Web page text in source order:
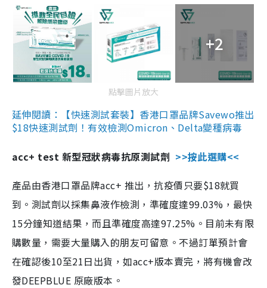
+2
點擊圖片放大
延伸閱讀：【快速測試套裝】香港口罩品牌Savewo推出
$18快速測試劑！有效檢測Omicron、Delta變種病毒
acc+ test 新型冠狀病毒抗原測試劑 >>按此選購<<
產品由香港口罩品牌acc+ 推出，抗疫價只要$18就買
到。測試劑以採集鼻液作檢測，準確度達99.03%，最快
15分鐘知道結果，而且準確度高達97.25%。目前未有限
購數量，需要大量購入的朋友可留意。不過訂單預計會
在確認後10至21日出貨，如acc+版本賣完，將有機會改
發DEEPBLUE 原廠版本。